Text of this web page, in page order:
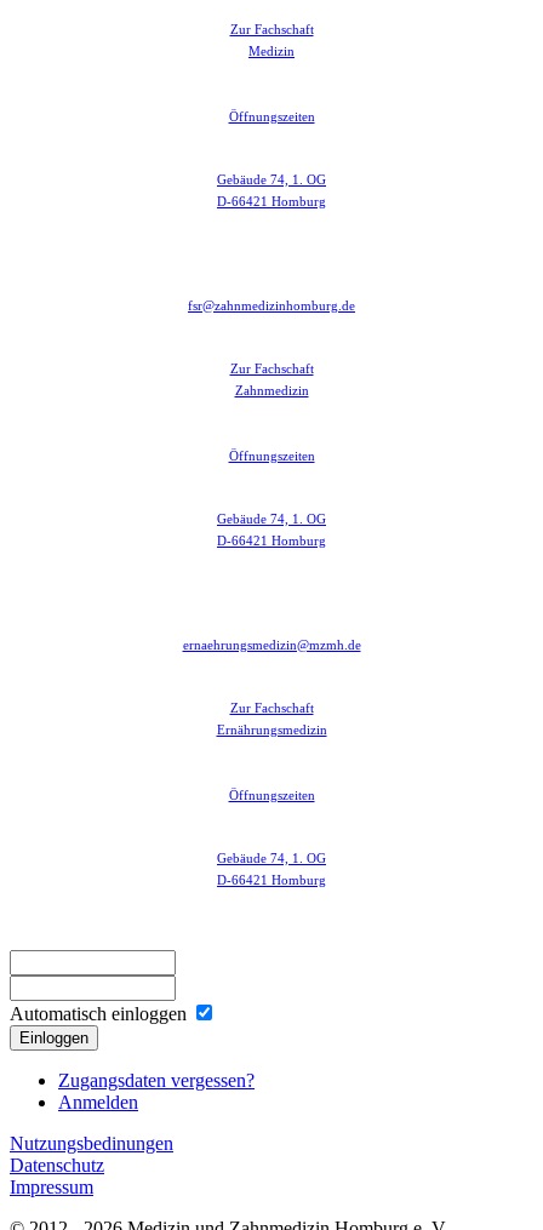
Zur Fachschaft
Medizin
Öffnungszeiten
Gebäude 74, 1. OG
D-66421 Homburg
fsr@zahnmedizinhomburg.de
Zur Fachschaft
Zahnmedizin
Öffnungszeiten
Gebäude 74, 1. OG
D-66421 Homburg
ernaehrungsmedizin@mzmh.de
Zur Fachschaft
Ernährungsmedizin
Öffnungszeiten
Gebäude 74, 1. OG
D-66421 Homburg
Automatisch einloggen
Einloggen
Zugangsdaten vergessen?
Anmelden
Nutzungsbedinungen
Datenschutz
Impressum